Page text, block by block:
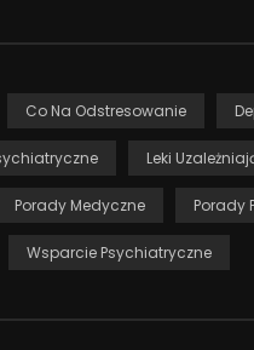
Co Na Odstresowanie
Leki
Porady Medyczne Porady
Wsparcie Psychiatryczne